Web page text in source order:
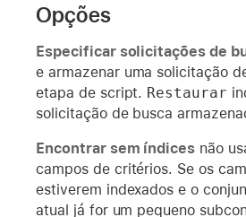
Opções
Especificar solicitações de
e armazenar uma solicitação
etapa de script. Restaurar
solicitação de busca
Encontrar sem índices não
campos de critérios. Se os
estiverem indexados e o
atual já for um pequeno